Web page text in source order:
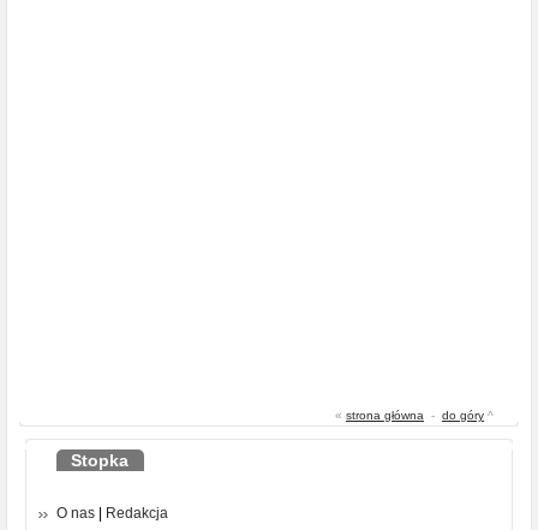
« strona główna - do góry ^
Stopka
O nas | Redakcja